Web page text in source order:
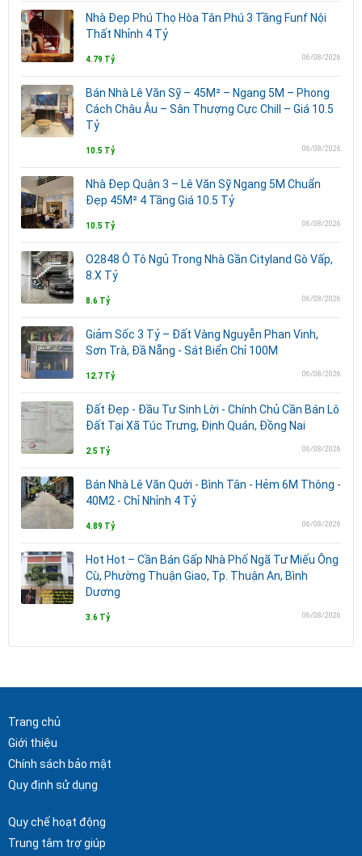
Nhà Đẹp Phú Thọ Hòa Tân Phú 3 Tầng Funf Nội
Thất Nhỉnh 4 Tỷ
4.79 Tỷ 06/08/2026
Bán Nhà Lê Văn Sỹ – 45M² – Ngang 5M – Phong
Cách Châu Âu – Sân Thượng Cực Chill – Giá 10.5
Tỷ
10.5 Tỷ 06/08/2026
Nhà Đẹp Quận 3 – Lê Văn Sỹ Ngang 5M Chuẩn
Đẹp 45M² 4 Tầng Giá 10.5 Tỷ
10.5 Tỷ 06/08/2026
O2848 Ô Tô Ngủ Trong Nhà Gần Cityland Gò Vấp,
8.X Tỷ
8.6 Tỷ 06/08/2026
Giảm Sốc 3 Tỷ – Đất Vàng Nguyễn Phan Vinh,
Sơn Trà, Đầ Nẵng - Sát Biển Chỉ 100M
12.7 Tỷ 06/08/2026
Đất Đẹp - Đầu Tư Sinh Lời - Chính Chủ Cần Bán Lô
Đất Tại Xã Túc Trưng, Định Quán, Đồng Nai
2.5 Tỷ 06/08/2026
Bán Nhà Lê Văn Quới - Bình Tân - Hẻm 6M Thông -
40M2 - Chỉ Nhỉnh 4 Tỷ
4.89 Tỷ 06/08/2026
Hot Hot – Cần Bán Gấp Nhà Phố Ngã Tư Miếu Ông
Cù, Phường Thuận Giao, Tp. Thuận An, Bình
Dương
3.6 Tỷ 06/08/2026
Trang chủ
Giới thiệu
Chính sách bảo mật
Quy định sử dụng
Quy chế hoạt động
Trung tâm trợ giúp